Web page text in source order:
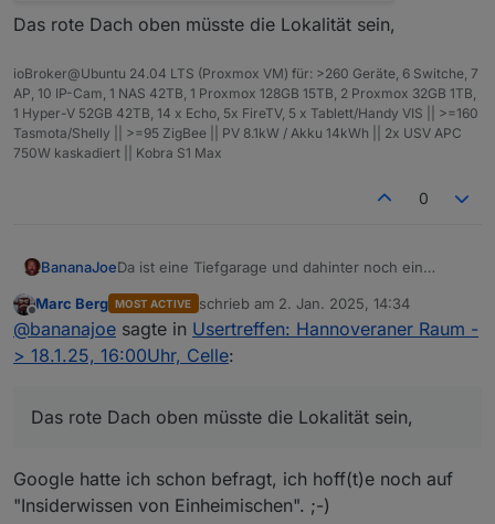
Das rote Dach oben müsste die Lokalität sein,
ioBroker@Ubuntu 24.04 LTS (Proxmox VM) für: >260 Geräte, 6 Switche, 7
AP, 10 IP-Cam, 1 NAS 42TB, 1 Proxmox 128GB 15TB, 2 Proxmox 32GB 1TB,
1 Hyper-V 52GB 42TB, 14 x Echo, 5x FireTV, 5 x Tablett/Handy VIS || >=160
Tasmota/Shelly || >=95 ZigBee || PV 8.1kW / Akku 14kWh || 2x USV APC
750W kaskadiert || Kobra S1 Max
0
BananaJoeDa ist eine Tiefgarage und dahinter noch ein
Offline
Marc Berg MOST ACTIVE schrieb am 2. Jan. 2025, 14:34
zuletzt editiert von
@bananajoe sagte in Usertreffen: Hannoveraner Raum -
> 18.1.25, 16:00Uhr, Celle:
Das rote Dach oben müsste die Lokalität sein,
Google hatte ich schon befragt, ich hoff(t)e noch auf
"Insiderwissen von Einheimischen". ;-)